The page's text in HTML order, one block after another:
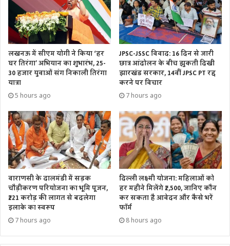
लखनऊ में सीएम योगी ने किया ‘हर
घर तिरंगा’ अभियान का शुभारंभ, 25-
30 हजार युवाओं संग निकाली तिरंगा
यात्रा
5 hours ago
JPSC-JSSC विवाद: 16 दिन से जारी
छात्र आंदोलन के बीच झुकती दिखी
झारखंड सरकार, 14वीं JPSC PT रद्द
करने पर विचार
7 hours ago
वाराणसी के दालमंडी में सड़क
चौड़ीकरण परियोजना का भूमि पूजन,
₹221 करोड़ की लागत से बदलेगा
इलाके का स्वरूप
7 hours ago
दिल्ली लक्ष्मी योजना: महिलाओं को
हर महीने मिलेंगे ₹2,500, जानिए कौन
कर सकता है आवेदन और कैसे भरें
फॉर्म
8 hours ago